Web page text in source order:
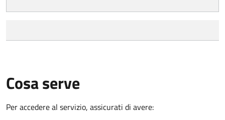
Cosa serve
Per accedere al servizio, assicurati di avere: